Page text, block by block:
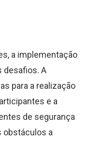
a implementação
desafios. A
para a realização
e a
de segurança
obstáculos a